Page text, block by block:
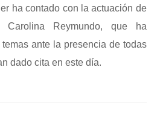
ha contado con la actuación de
Carolina Reymundo, que ha
ante la presencia de todas
dado cita en este día.